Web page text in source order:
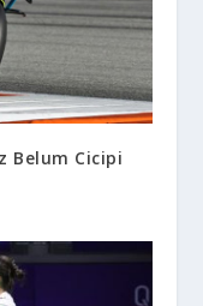
Belum Cicipi